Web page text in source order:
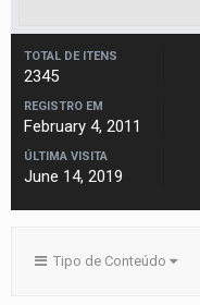
TOTAL DE ITENS
2345
REGISTRO EM
February 4, 2011
ÚLTIMA VISITA
June 14, 2019
Tipo de Conteúdo